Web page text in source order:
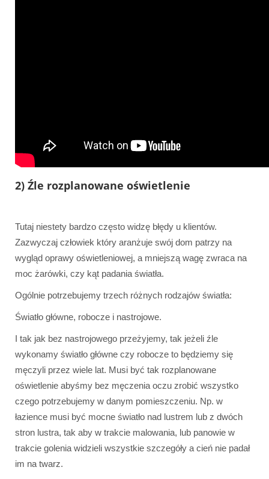
2) Źle rozplanowane oświetlenie
Tutaj niestety bardzo często widzę błędy u klientów.
Zazwyczaj człowiek który aranżuje swój dom patrzy na
wygląd oprawy oświetleniowej, a mniejszą wagę zwraca na
moc żarówki, czy kąt padania światła.
Ogólnie potrzebujemy trzech różnych rodzajów światła:
Światło główne, robocze i nastrojowe.
I tak jak bez nastrojowego przeżyjemy, tak jeżeli źle
wykonamy światło główne czy robocze to będziemy się
męczyli przez wiele lat. Musi być tak rozplanowane
oświetlenie abyśmy bez męczenia oczu zrobić wszystko
czego potrzebujemy w danym pomieszczeniu. Np. w
łazience musi być mocne światło nad lustrem lub z dwóch
stron lustra, tak aby w trakcie malowania, lub panowie w
trakcie golenia widzieli wszystkie szczegóły a cień nie padał
im na twarz.